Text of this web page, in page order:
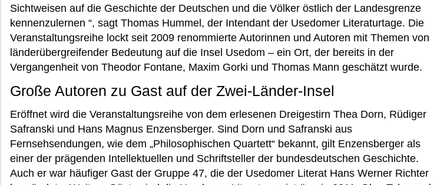
Sichtweisen auf die Geschichte der Deutschen und die Völker östlich der Landesgrenze
kennenzulernen “, sagt Thomas Hummel, der Intendant der Usedomer Literaturtage. Die
Veranstaltungsreihe lockt seit 2009 renommierte Autorinnen und Autoren mit Themen von
länderübergreifender Bedeutung auf die Insel Usedom – ein Ort, der bereits in der
Vergangenheit von Theodor Fontane, Maxim Gorki und Thomas Mann geschätzt wurde.
Große Autoren zu Gast auf der Zwei-Länder-Insel
Eröffnet wird die Veranstaltungsreihe von dem erlesenen Dreigestirn Thea Dorn, Rüdiger
Safranski und Hans Magnus Enzensberger. Sind Dorn und Safranski aus
Fernsehsendungen, wie dem „Philosophischen Quartett“ bekannt, gilt Enzensberger als
einer der prägenden Intellektuellen und Schriftsteller der bundesdeutschen Geschichte.
Auch er war häufiger Gast der Gruppe 47, die der Usedomer Literat Hans Werner Richter